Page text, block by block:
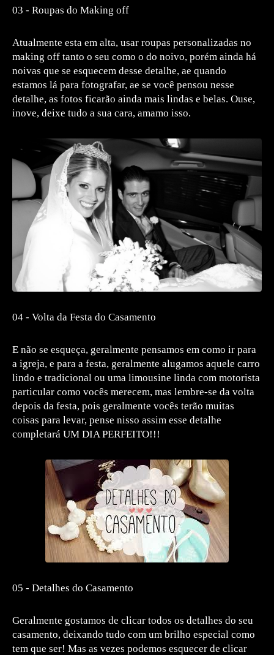
03 - Roupas do Making off
Atualmente esta em alta, usar roupas personalizadas no
making off tanto o seu como o do noivo, porém ainda há
noivas que se esquecem desse detalhe, ae quando
estamos lá para fotografar, ae se você pensou nesse
detalhe, as fotos ficarão ainda mais lindas e belas. Ouse,
inove, deixe tudo a sua cara, amamo isso.
04 - Volta da Festa do Casamento
E não se esqueça, geralmente pensamos em como ir para
a igreja, e para a festa, geralmente alugamos aquele carro
lindo e tradicional ou uma limousine linda com motorista
particular como vocês merecem, mas lembre-se da volta
depois da festa, pois geralmente vocês terão muitas
coisas para levar, pense nisso assim esse detalhe
completará UM DIA PERFEITO!!!
05 - Detalhes do Casamento
Geralmente gostamos de clicar todos os detalhes do seu
casamento, deixando tudo com um brilho especial como
tem que ser! Mas as vezes podemos esquecer de clicar